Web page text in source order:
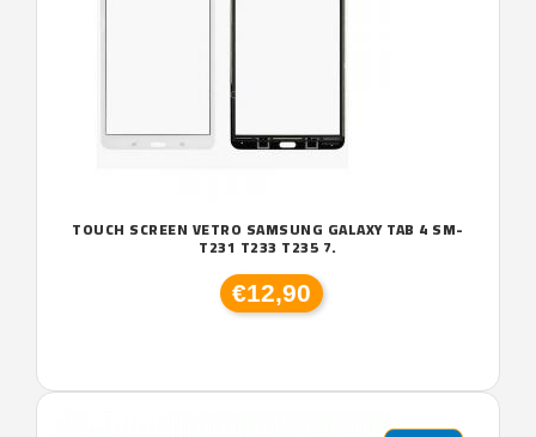
TOUCH SCREEN VETRO SAMSUNG GALAXY TAB 4 SM-
T231 T233 T235 7.
€12,90